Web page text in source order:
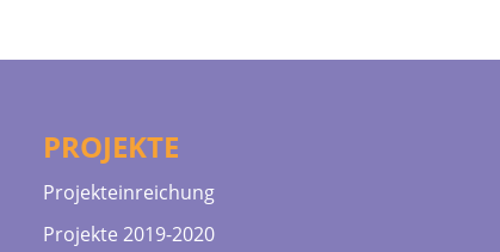
PROJEKTE
Projekteinreichung
Projekte 2019-2020